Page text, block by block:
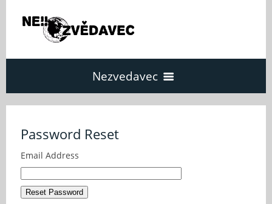
Nezvedavec
Password Reset
Email Address